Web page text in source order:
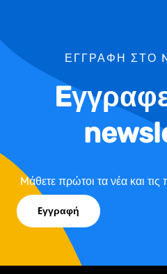
ΕΓΓΡΑΦΗ ΣΤΟ
Mάθετε πρώτοι τα νέα και
Eγγραφή